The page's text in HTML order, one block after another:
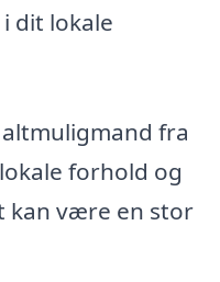
dit lokale
altmuligmand fra
forhold og
kan være en stor